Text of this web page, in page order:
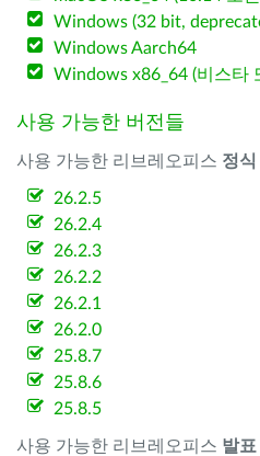
Windows (32 bit,
Windows Aarch64
Windows x86_64 (비스타
사용 가능한 버전들
사용 가능한 리브레오피스 정식
26.2.5
26.2.4
26.2.3
26.2.2
26.2.1
26.2.0
25.8.7
25.8.6
25.8.5
사용 가능한 리브레오피스 발표